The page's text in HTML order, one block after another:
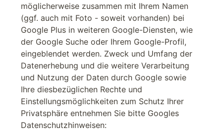
möglicherweise zusammen mit Ihrem Namen
(ggf. auch mit Foto - soweit vorhanden) bei
Google Plus in weiteren Google-Diensten, wie
der Google Suche oder Ihrem Google-Profil,
eingeblendet werden. Zweck und Umfang der
Datenerhebung und die weitere Verarbeitung
und Nutzung der Daten durch Google sowie
Ihre diesbezüglichen Rechte und
Einstellungsmöglichkeiten zum Schutz Ihrer
Privatsphäre entnehmen Sie bitte Googles
Datenschutzhinweisen: